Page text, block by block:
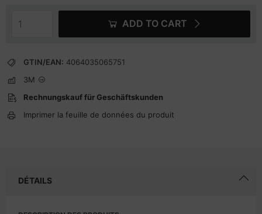
ADD TO CART
GTIN/EAN: 4064035065751
3M
Rechnungskauf für Geschäftskunden
Imprimer la feuille de données du produit
DÉTAILS